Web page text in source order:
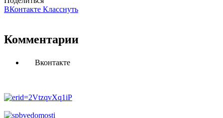
ВКонтакте Класснуть
Комментарии
Вконтакте